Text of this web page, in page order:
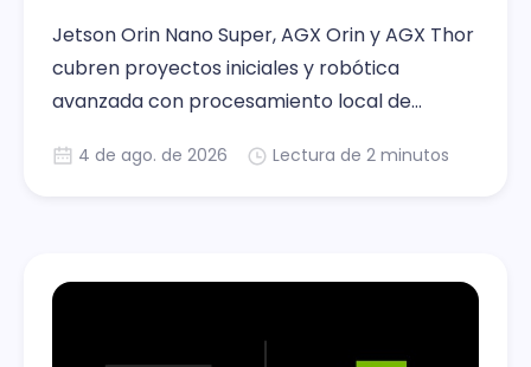
Jetson Orin Nano Super, AGX Orin y AGX Thor
cubren proyectos iniciales y robótica
avanzada con procesamiento local de
4 de ago. de 2026 Lectura de 2 minutos